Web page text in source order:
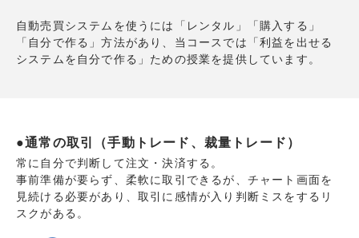
自動売買システムを使うには「レンタル」「購入する」
「自分で作る」方法があり、当コースでは「利益を出せる
システムを自分で作る」ための授業を提供しています。
●通常の取引（手動トレード、裁量トレード）
常に自分で判断して注文・決済する。
事前準備が要らず、柔軟に取引できるが、チャート画面を
見続ける必要があり、取引に感情が入り判断ミスをするリ
スクがある。